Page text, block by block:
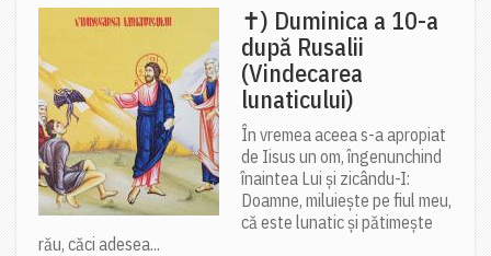
✝) Duminica a 10-a
după Rusalii
(Vindecarea
lunaticului)
În vremea aceea s-a apropiat
de Iisus un om, îngenunchind
înaintea Lui și zicându-I:
Doamne, miluiește pe fiul meu,
că este lunatic și pătimește
rău, căci adesea...